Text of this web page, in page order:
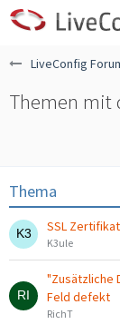
LiveConfig
Themen mit
Thema
SSL
K3ule
"Zusätzliche
Feld defekt
RichT